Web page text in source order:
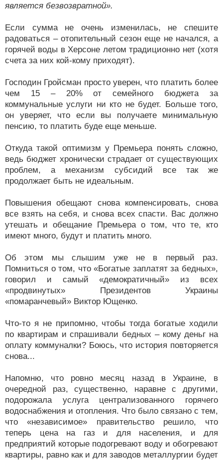
является безвозвратной».
Если сумма не очень изменилась, не спешите
радоваться – отопительный сезон еще не начался, а
горячей воды в Херсоне летом традиционно нет (хотя
счета за них кой-кому приходят).
Господин Гройсман просто уверен, что платить более
чем 15 – 20% от семейного бюджета за
коммунальные услуги ни кто не будет. Больше того,
он уверяет, что если вы получаете минимальную
пенсию, то платить буде еще меньше.
Откуда такой оптимизм у Премьера понять сложно,
ведь бюджет хронически страдает от существующих
проблем, а механизм субсидий все так же
продолжает быть не идеальным.
Повышения обещают снова компенсировать, снова
все взять на себя, и снова всех спасти. Вас должно
утешать и обещание Премьера о том, что те, кто
имеют много, будут и платить много.
Об этом мы слышим уже не в первый раз.
Помниться о том, что «Богатые заплатят за бедных»,
говорил и самый «демократичный» из всех
«продвинутых» Президентов Украины
«помаранчевый» Виктор Ющенко.
Что-то я не припомню, чтобы тогда богатые ходили
по квартирам и спрашивали бедных – кому деньг на
оплату коммуналки? Боюсь, что история повторяется
снова...
Напомню, что ровно месяц назад в Украине, в
очередной раз, существенно, наравне с другими,
подорожала услуга централизованного горячего
водоснабжения и отопления. Что было связано с тем,
что «независимое» правительство решило, что
теперь цена на газ и для населения, и для
предприятий которые подогревают воду и обогревают
квартиры, равно как и для заводов металлургии будет